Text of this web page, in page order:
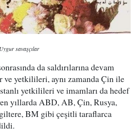
savaşçılar
da saldırılarına devam
ve yetkilileri, aynı zamanda Çin ile
yetkilileri ve imamları da hedef
yıllarda ABD, AB, Çin, Rusya,
BM gibi çeşitli taraflarca